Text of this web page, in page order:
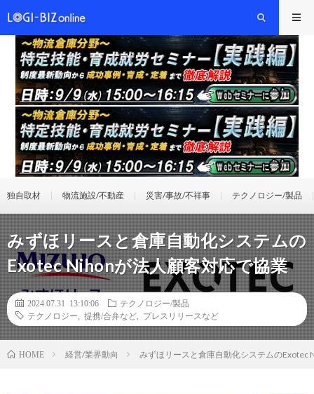
独自取材 物流施設/不動産 災害/事故/不祥事 テクノロジー/製品
みずほリースと倉庫自動化システムの
Exotec Nihonが法人顧客対応で協業
2024.07.31 13:10:06
テクノロジー/製品
テクノロジー
提携/合弁など プレスリリースなど
HOME 経営/業界動向 みずほリースと倉庫自動化システムのExotec